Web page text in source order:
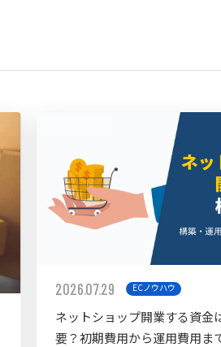
2026.07.29 ECノウハウ
ネットショップ開業する資金
要？初期費用から運用費用ま